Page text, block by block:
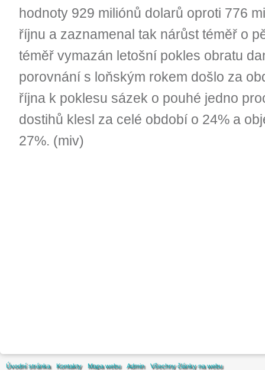
hodnoty 929 miliónů dolarů oproti 776
říjnu a zaznamenal tak nárůst téměř o
téměř vymazán letošní pokles obratu
porovnání s loňským rokem došlo za
října k poklesu sázek o pouhé jedno
dostihů klesl za celé období o 24% a
27%. (miv)
Úvodní stránka Kontakty Mapa webu Admin Všechny články na webu